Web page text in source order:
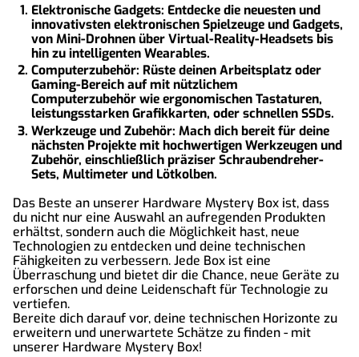
Elektronische Gadgets: Entdecke die neuesten und
innovativsten elektronischen Spielzeuge und Gadgets,
von Mini-Drohnen über Virtual-Reality-Headsets bis
hin zu intelligenten Wearables.
Computerzubehör: Rüste deinen Arbeitsplatz oder
Gaming-Bereich auf mit nützlichem
Computerzubehör wie ergonomischen Tastaturen,
leistungsstarken Grafikkarten, oder schnellen SSDs.
Werkzeuge und Zubehör: Mach dich bereit für deine
nächsten Projekte mit hochwertigen Werkzeugen und
Zubehör, einschließlich präziser Schraubendreher-
Sets, Multimeter und Lötkolben.
Das Beste an unserer Hardware Mystery Box ist, dass
du nicht nur eine Auswahl an aufregenden Produkten
erhältst, sondern auch die Möglichkeit hast, neue
Technologien zu entdecken und deine technischen
Fähigkeiten zu verbessern. Jede Box ist eine
Überraschung und bietet dir die Chance, neue Geräte zu
erforschen und deine Leidenschaft für Technologie zu
vertiefen.
Bereite dich darauf vor, deine technischen Horizonte zu
erweitern und unerwartete Schätze zu finden - mit
unserer Hardware Mystery Box!